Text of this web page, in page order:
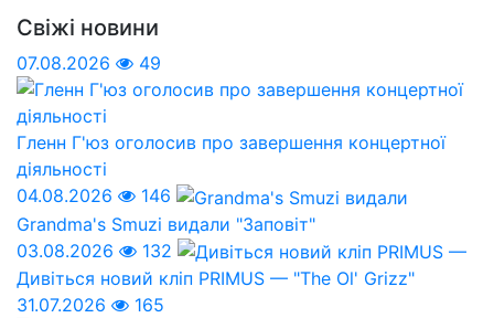
Свіжі новини
07.08.2026 49
Гленн Г'юз оголосив про завершення концертної
діяльності
04.08.2026
146
Grandma's Smuzi видали "Заповіт"
03.08.2026
132
Дивіться новий кліп PRIMUS — "The Ol' Grizz"
31.07.2026
165